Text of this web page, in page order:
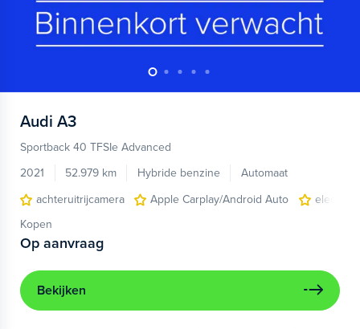
Audi A3
Sportback 40 TFSIe Advanced
2021
52.979 km Hybride benzine
Automaat
achteruitrijcamera
Apple Carplay/Android Auto
Kopen
Op aanvraag
Bekijken